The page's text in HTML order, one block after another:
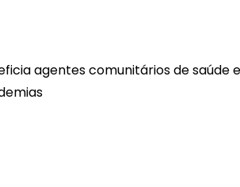
agentes comunitários de saúde e